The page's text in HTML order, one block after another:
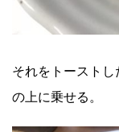
それをトーストし
の上に乗せる。